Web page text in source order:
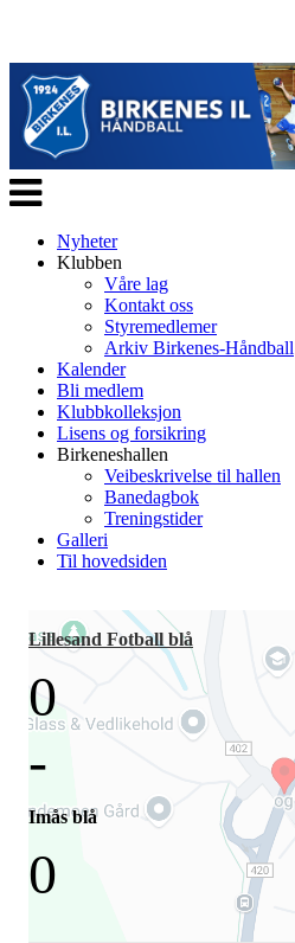
Veksle
navigasjon
Nyheter
Klubben
Våre lag
Kontakt oss
Styremedlemer
Arkiv Birkenes-Håndball
Kalender
Bli medlem
Klubbkolleksjon
Lisens og forsikring
Birkeneshallen
Veibeskrivelse til hallen
Banedagbok
Treningstider
Galleri
Til hovedsiden
Lillesand Fotball blå
0
-
Imås blå
0